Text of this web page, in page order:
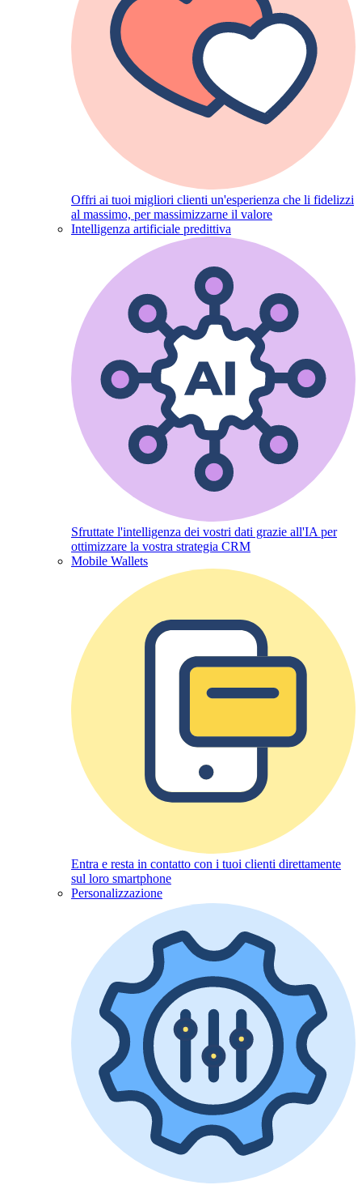
Offri ai tuoi migliori clienti un'esperienza che li fidelizzi
al massimo, per massimizzarne il valore
Intelligenza artificiale predittiva
Sfruttate l'intelligenza dei vostri dati grazie all'IA per
ottimizzare la vostra strategia CRM
Mobile Wallets
Entra e resta in contatto con i tuoi clienti direttamente
sul loro smartphone
Personalizzazione